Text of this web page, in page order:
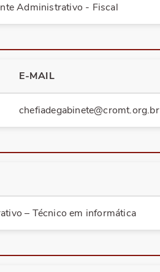
Administrativo - Fiscal
E-MAIL
chefiadegabinete@cromt.org.br
– Técnico em informática